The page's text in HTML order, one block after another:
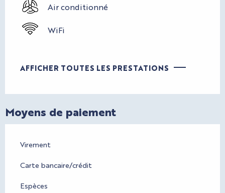
Air conditionné
WiFi
AFFICHER TOUTES LES PRESTATIONS
Moyens de paiement
Virement
Carte bancaire/crédit
Espèces